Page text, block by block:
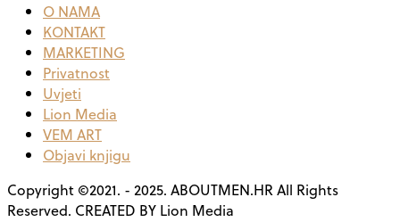
O NAMA
KONTAKT
MARKETING
Privatnost
Uvjeti
Lion Media
VEM ART
Objavi knjigu
Copyright ©2021. - 2025. ABOUTMEN.HR All Rights
Reserved. CREATED BY Lion Media